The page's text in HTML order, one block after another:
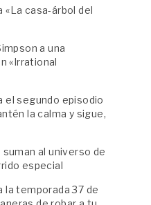
«La casa-árbol del
a una
«Irrational
el segundo episodio
la calma y sigue,
al universo de
especial
la temporada 37 de